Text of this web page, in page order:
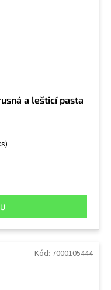
a lešticí pasta
Kód: 7000105444